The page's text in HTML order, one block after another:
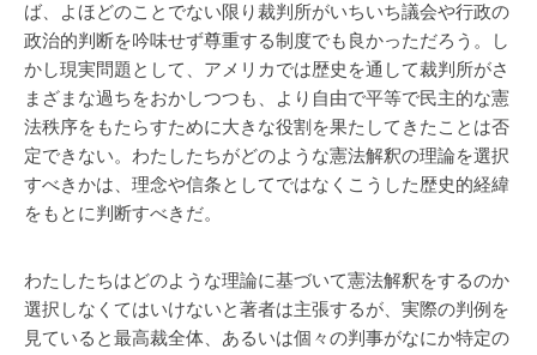
ば、よほどのことでない限り裁判所がいちいち議会や行政の
政治的判断を吟味せず尊重する制度でも良かっただろう。し
かし現実問題として、アメリカでは歴史を通して裁判所がさ
まざまな過ちをおかしつつも、より自由で平等で民主的な憲
法秩序をもたらすために大きな役割を果たしてきたことは否
定できない。わたしたちがどのような憲法解釈の理論を選択
すべきかは、理念や信条としてではなくこうした歴史的経緯
をもとに判断すべきだ。
わたしたちはどのような理論に基づいて憲法解釈をするのか
選択しなくてはいけないと著者は主張するが、実際の判例を
見ていると最高裁全体、あるいは個々の判事がなにか特定の